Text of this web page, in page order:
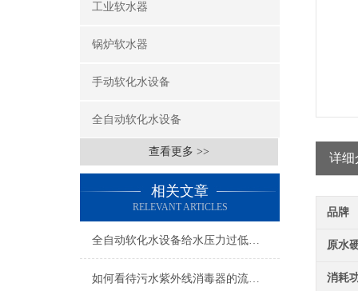
工业软水器
锅炉软水器
手动软化水设备
全自动软化水设备
查看更多 >>
相关文章
RELEVANT ARTICLES
全自动软化水设备给水压力过低可能的后果分析
如何看待污水紫外线消毒器的流量参数？
详细
品牌
原水
消耗